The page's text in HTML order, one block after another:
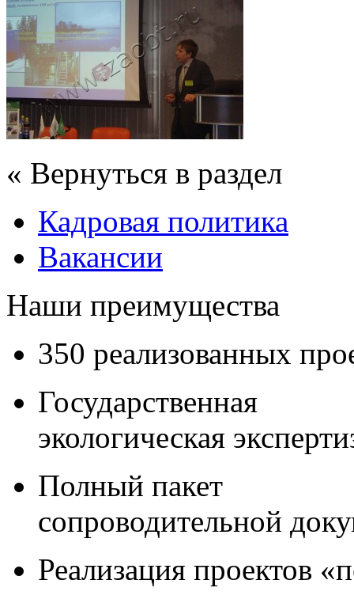
« Вернуться в раздел
Кадровая политика
Вакансии
Наши преимущества
350 реализованных
Государственная
экологическая
Полный пакет
сопроводительной
Реализация проектов